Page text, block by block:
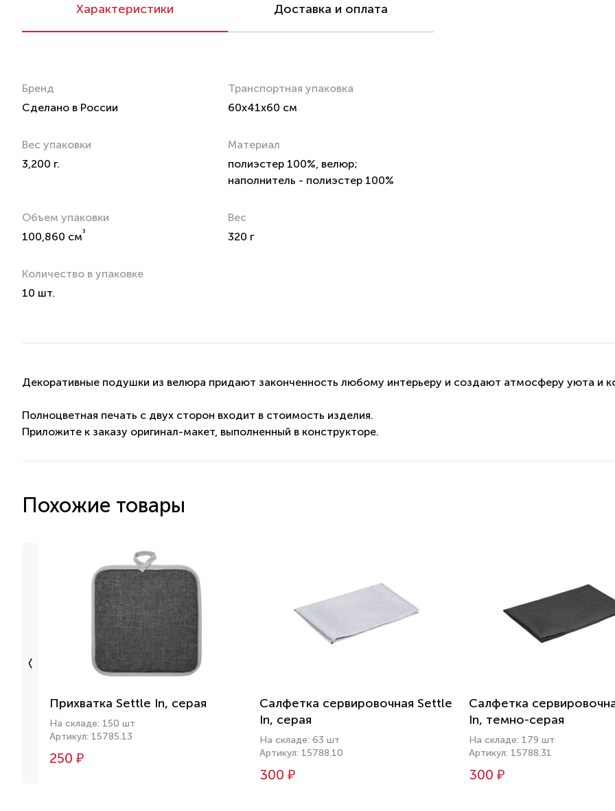
Характеристики Доставка и оплата
Бренд
Сделано в России
Транспортная упаковка
60x41x60 см
Вес упаковки
3,200 г.
Материал
полиэстер 100%, велюр;
наполнитель - полиэстер 100%
Объем упаковки
100,860 см³
Вес
320 г
Количество в упаковке
10 шт.
Декоративные подушки из велюра придают законченность любому интерьеру и создают атмосферу уюта и
Полноцветная печать с двух сторон входит в стоимость изделия.
Приложите к заказу оригинал-макет, выполненный в конструкторе.
Похожие товары
Прихватка Settle In, серая
На складе: 150 шт
Артикул: 15785.13
250 ₽
Салфетка сервировочная Settle
In, серая
На складе: 63 шт
Артикул: 15788.10
300 ₽
Салфетка
In, темно-серая
На складе: 179 шт
Артикул: 15788.31
300 ₽